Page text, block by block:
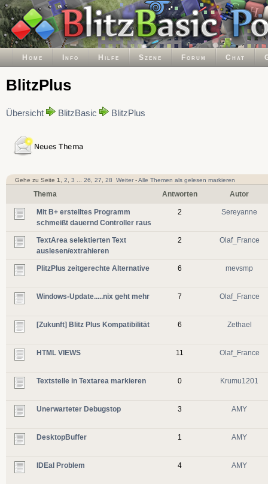
Home Info Hilfe Szene Forum Chat
BlitzPlus
Übersicht BlitzBasic BlitzPlus
Gehe zu Seite 1 2 3 26 27 28 Weiter-Alle Themen als gelesen markieren
Thema Antworten Autor
Mit B+ erstelltes Programm
schmeißt dauernd Controller raus
2 Sereyanne
TextArea selektierten Text
auslesen/extrahieren
2 Olaf_France
PlitzPlus zeitgerechte Alternative 6 mevsmp
Windows-Update.....nix geht mehr 7 Olaf_France
[Zukunft] Blitz Plus Kompatibilität 6 Zethael
HTML VIEWS 11 Olaf_France
Textstelle in Textarea markieren 0 Krumu1201
Unerwarteter Debugstop 3 AMY
DesktopBuffer 1 AMY
IDEal Problem 4 AMY